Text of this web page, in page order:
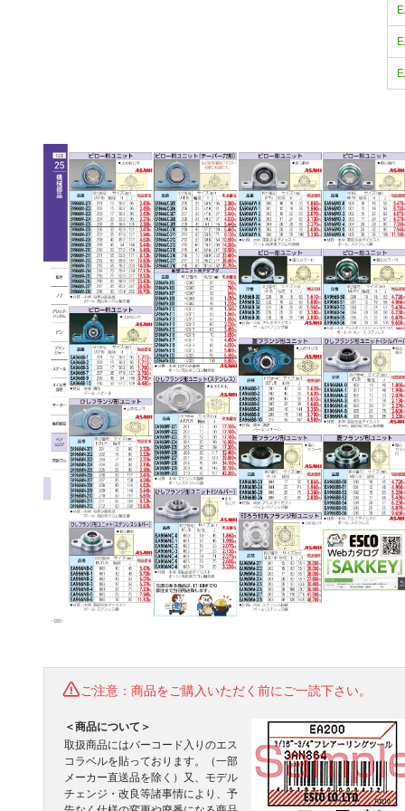
ご注意：商品をご購入いただく前にご一読下さい。
＜商品について＞
取扱商品にはバーコード入りのエス
コラベルを貼っております。（一部
メーカー直送品を除く）又、モデル
チェンジ・改良等諸事情により、予